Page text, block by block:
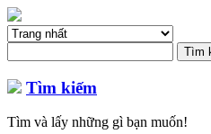
Tìm kiếm
Tìm và lấy những gì bạn muốn!